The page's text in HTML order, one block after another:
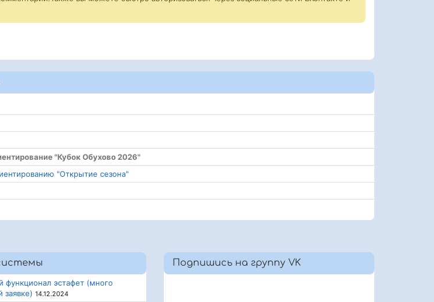
"Кубок Обухово 2026"
"Открытие сезона"
функционал эстафет (много
заявке) 14.12.2024
Подпишись на группу VK